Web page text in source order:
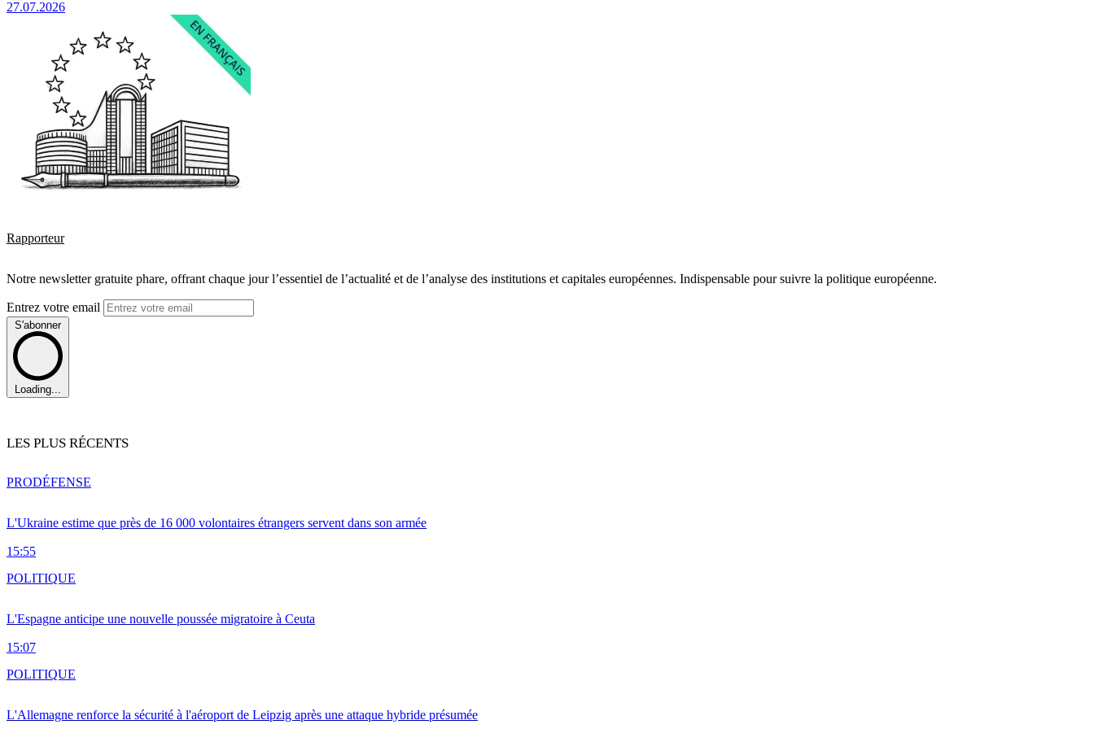
27.07.2026
Rapporteur
Notre newsletter gratuite phare, offrant chaque jour l’essentiel de l’actualité et de l’analyse des institutions et capitales européennes. Indispensable pour suivre la politique européenne.
Entrez votre email
S'abonner
Loading...
LES PLUS RÉCENTS
L'Ukraine estime que près de 16 000 volontaires étrangers servent dans son armée
15:55
PRODÉFENSE
L'Espagne anticipe une nouvelle poussée migratoire à Ceuta
15:07
POLITIQUE
L'Allemagne renforce la sécurité à l'aéroport de Leipzig après une attaque hybride présumée
POLITIQUE